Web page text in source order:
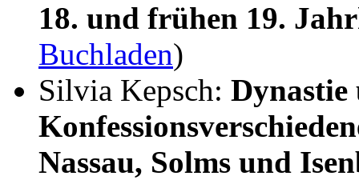
18. und frühen 19.
Buchladen)
Silvia Kepsch: Dynastie
Nassau, Solms und